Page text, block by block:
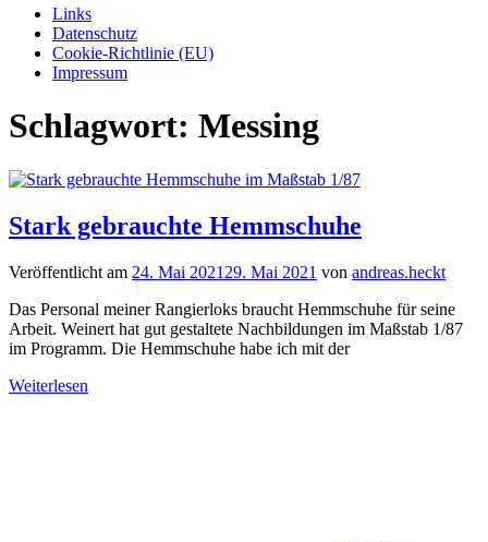
Links
Datenschutz
Cookie-Richtlinie (EU)
Impressum
Schlagwort: Messing
Stark gebrauchte Hemmschuhe
Veröffentlicht am 24. Mai 2021 29. Mai 2021 von andreas.heckt
Das Personal meiner Rangierloks braucht Hemmschuhe für seine
Arbeit. Weinert hat gut gestaltete Nachbildungen im Maßstab 1/87
im Programm. Die Hemmschuhe habe ich mit der
Weiterlesen